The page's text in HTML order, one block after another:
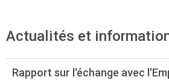
Actualités et
Rapport sur l'échange avec